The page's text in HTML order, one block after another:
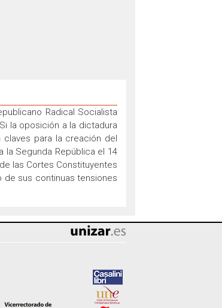
Radical Socialista
la oposición a la dictadura
claves para la creación del
Segunda República el 14
las Cortes Constituyentes
sus continuas tensiones